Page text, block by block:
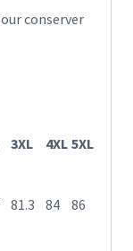
conserver
3XL 4XL 5XL
81.3 84 86